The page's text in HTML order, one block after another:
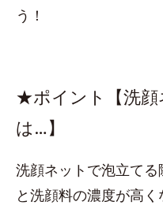
う！
★ポイント【洗顔
は…】
洗顔ネットで泡立て
と洗顔料の濃度が高